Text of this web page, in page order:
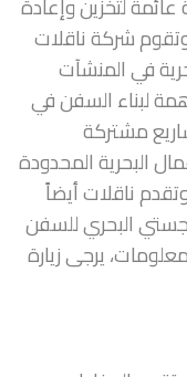
وتقوم شركة ناقلات
في المنشآت
لبناء السفن في
مشتركة
البحرية المحدودة
ناقلات أيضاً
البحري للسفن
يرجى زيارة